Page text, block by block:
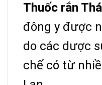
Thuốc rắn
đông y được
do các dược
chế có từ